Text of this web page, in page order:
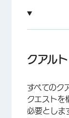
クアルトリ
組織IDを探
アンケート
クアル
すべてのク
クエストを
必要としま